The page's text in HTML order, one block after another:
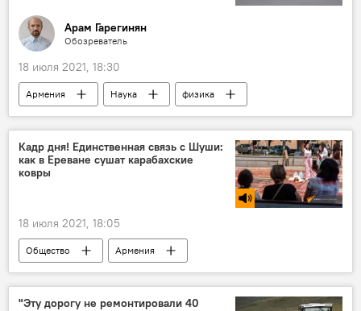
Арам Гарегинян
Обозреватель
18 июля 2021, 18:30
Армения Наука физика
Кадр дня! Единственная связь с Шуши:
как в Ереване сушат карабахские
ковры
18 июля 2021, 18:05
Общество
Армения
Нагорный Карабах
Шуши
Ереван
ковры
"Эту дорогу не ремонтировали 40